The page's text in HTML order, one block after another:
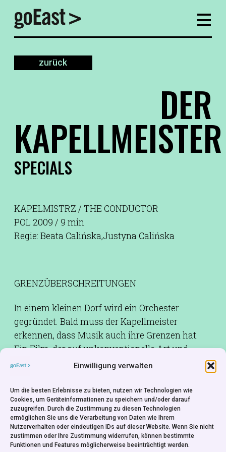
Einwilligung verwalten
Um die besten Erlebnisse zu bieten, nutzen wir Technologien wie
Cookies, um Geräteinformationen zu speichern und/oder darauf
zuzugreifen. Durch die Zustimmung zu diesen Technologien
ermöglichen Sie uns die Verarbeitung von Daten wie Ihrem
Nutzerverhalten oder eindeutigen IDs auf dieser Website. Wenn Sie nicht
zustimmen oder Ihre Zustimmung widerrufen, können bestimmte
Funktionen und Features möglicherweise beeinträchtigt werden.
zurück
DER
KAPELLMEISTER
SPECIALS
KAPELMISTRZ / THE CONDUCTOR
POL 2009 / 9 min
Regie: Beata Calińska,Justyna Calińska
GRENZÜBERSCHREITUNGEN
In einem kleinen Dorf wird ein Orchester
gegründet. Bald muss der Kapellmeister
erkennen, dass Musik auch ihre Grenzen hat.
Ein Film, der auf unkonventionelle Art und
Weise das Problem der ethnischen Spannungen
thematisiert. Der Konflikt wird am Beispiel der
lokalen Orchester in der kleinen Ortschaft
Kacwin dargestellt. Indirekt ergeben sich aus
dieser symbolreichen Schilderung Fragen nach
den Möglichkeiten der Überschreitung der